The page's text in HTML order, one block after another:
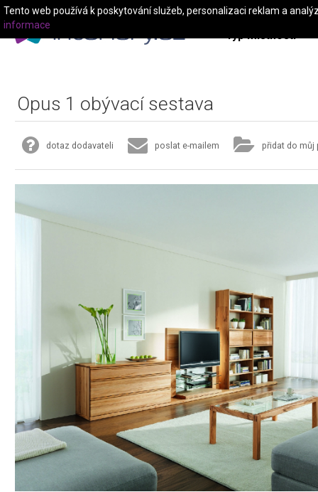
Typ místnosti
Opus 1 obývací sestava
dotaz dodavateli poslat e-mailem přidat do můj
Tento web používá k poskytování služeb, personalizaci reklam a
informace